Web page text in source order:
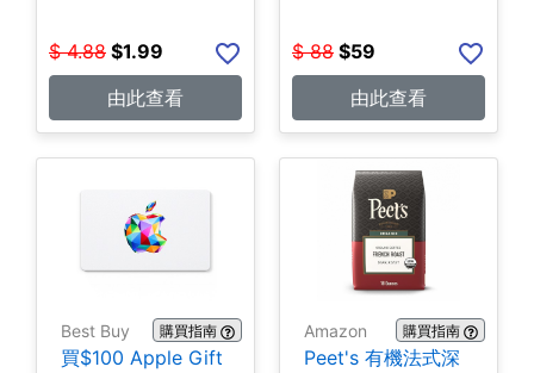
$ 4.88 $1.99
由此查看
$ 88 $59
由此查看
Best Buy 購買指南
買$100 Apple Gift
Amazon 購買指南
Peet's 有機法式深